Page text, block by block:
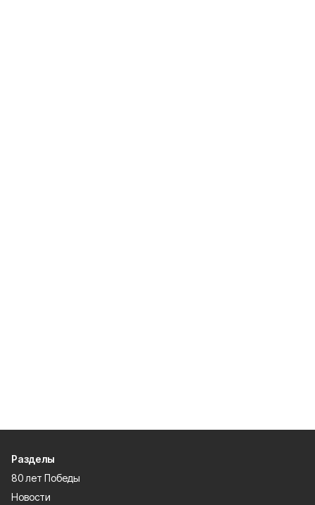
Разделы
80 лет Победы
Новости